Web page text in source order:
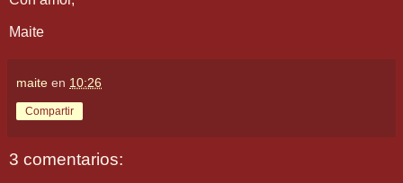
Maite
maite en 10:26
Compartir
3 comentarios: